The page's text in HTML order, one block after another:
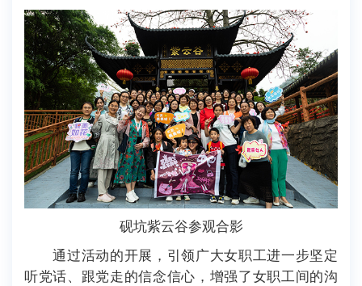
砚坑紫云谷参观合影
通过活动的开展，引领广大女职工进一步坚定
听党话、跟党走的信念信心，增强了女职工间的沟